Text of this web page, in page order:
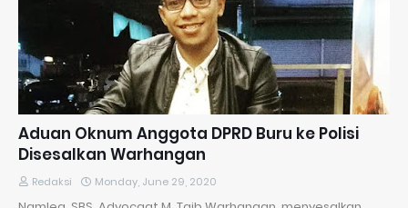
Aduan Oknum Anggota DPRD Buru ke Polisi
Disesalkan Warhangan
Redaksi Monday, June 29, 2020